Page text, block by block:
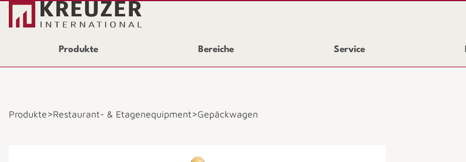
Produkte Bereiche Service
Produkte>Restaurant- & Etagenequipment>Gepäckwagen